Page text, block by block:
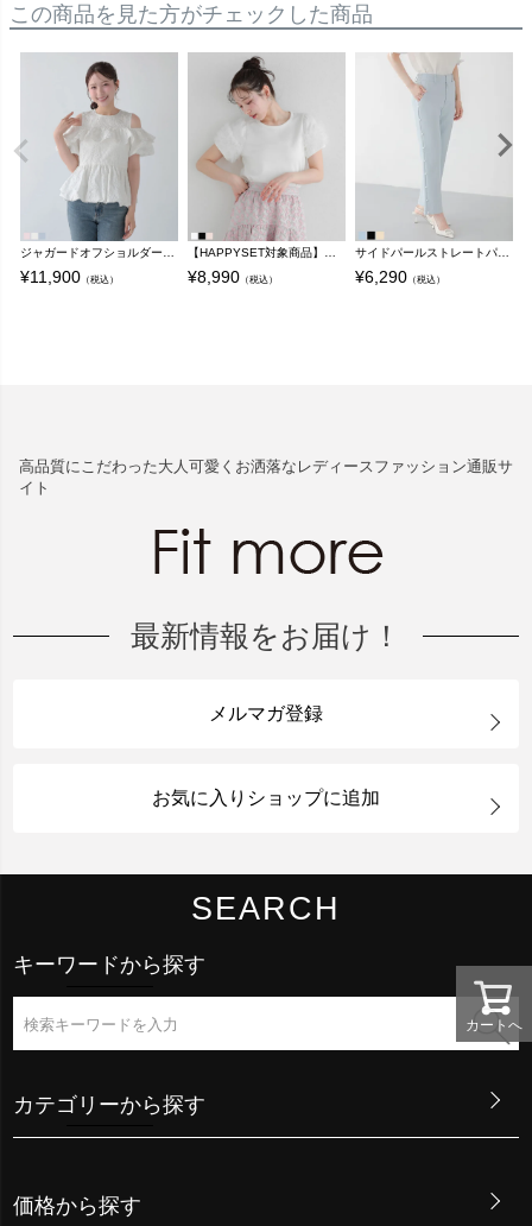
この商品を見た方がチェックした商品
ジャガードオフショルダー切替トップス【宅配便】
¥11,900 （税込）
【HAPPYSET対象商品】【B会場】ドットチュールフリルパフスリーブトップス【宅配便】
¥8,990 （税込）
サイドパールストレートパンツ【メール便】
¥6,290 （税込）
カートへ
高品質にこだわった大人可愛くお洒落なレディースファッション通販サ
イト
最新情報をお届け！
メルマガ登録
お気に入りショップに追加
SEARCH
キーワードから探す
カテゴリーから探す
価格から探す